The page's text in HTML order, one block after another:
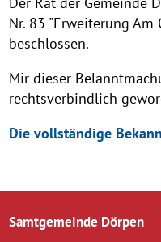
Nr. 83 "Erweiterung Am
beschlossen.
Mir dieser
rechtsverbindlich
Die vollständige
Samtgemeinde Dörpen